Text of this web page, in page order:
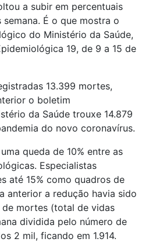
a subir em percentuais
É o que mostra o
do Ministério da Saúde,
19, de 9 a 15 de
13.399 mortes,
o boletim
da Saúde trouxe 14.879
do novo coronavírus.
queda de 10% entre as
Especialistas
até 15% como quadros de
anterior a redução havia sido
de mortes (total de vidas
dividida pelo número de
2 mil, ficando em 1.914.